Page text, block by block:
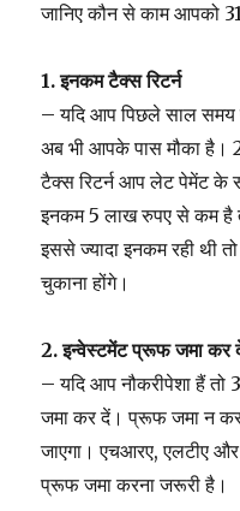
जानिए कौन से काम आपको
1. इनकम टैक्स रिटर्न
– यदि आप पिछले साल समय
अब भी आपके पास मौका है।
टैक्स रिटर्न आप लेट पेमेंट के
इनकम 5 लाख रुपए से कम है
इससे ज्यादा इनकम रही थी
चुकाना होंगे।
2. इन्वेस्टमेंट प्रूफ जमा कर
– यदि आप नौकरीपेशा हैं तो
जमा कर दें। प्रूफ जमा न
जाएगा। एचआरए, एलटीए
प्रूफ जमा करना जरूरी है।